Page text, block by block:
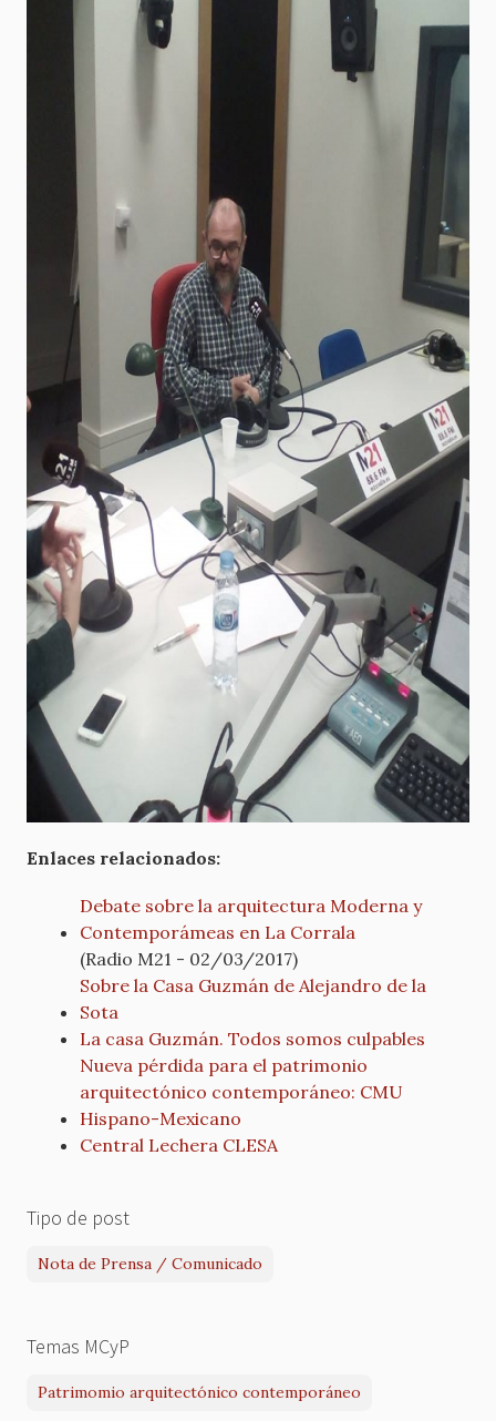
Enlaces relacionados:
Debate sobre la arquitectura Moderna y
Contemporámeas en La Corrala
(Radio M21 - 02/03/2017)
Sobre la Casa Guzmán de Alejandro de la
Sota
La casa Guzmán. Todos somos culpables
Nueva pérdida para el patrimonio
arquitectónico contemporáneo: CMU
Hispano-Mexicano
Central Lechera CLESA
Tipo de post
Nota de Prensa / Comunicado
Temas MCyP
Patrimomio arquitectónico contemporáneo